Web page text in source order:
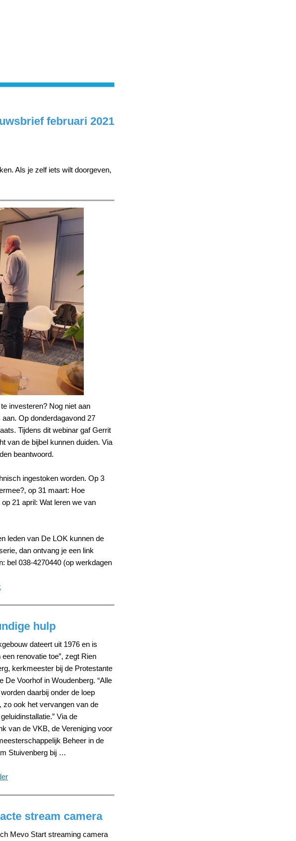
februari 2021
Als je zelf iets wilt doorgeven,
investeren? Nog niet aan
Op donderdagavond 27
Tijdens dit webinar gaf Gerrit
van de bijbel kunnen duiden. Via
beantwoord.
ingestoken worden. Op 3
op 31 maart: Hoe
21 april: Wat leren we van
leden van De LOK kunnen de
dan ontvang je een link
bel 038-4270440 (op werkdagen
hulp
dateert uit 1976 en is
een renovatie toe”, zegt Rien
kerkmeester bij de Protestante
De Voorhof in Woudenberg. “Alle
daarbij onder de loep
zo ook het vervangen van de
Via de
van de VKB, de Vereniging voor
Beheer in de
Stuivenberg bij …
stream camera
Mevo Start streaming camera